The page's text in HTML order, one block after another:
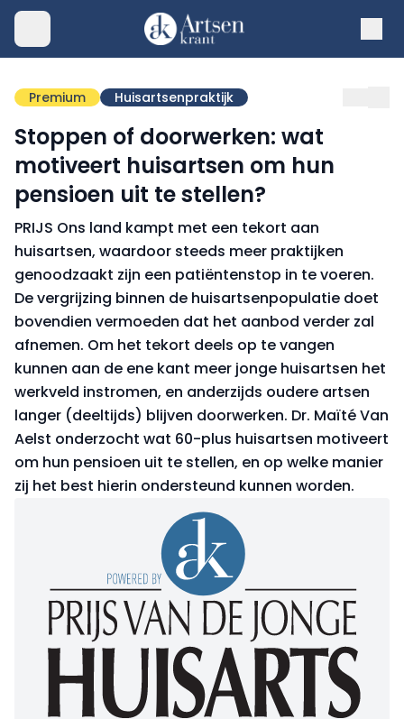
Premium Huisartsenpraktijk
Stoppen of doorwerken: wat
motiveert huisartsen om hun
pensioen uit te stellen?
PRIJS Ons land kampt met een tekort aan
huisartsen, waardoor steeds meer praktijken
genoodzaakt zijn een patiëntenstop in te voeren.
De vergrijzing binnen de huisartsenpopulatie doet
bovendien vermoeden dat het aanbod verder zal
afnemen. Om het tekort deels op te vangen
kunnen aan de ene kant meer jonge huisartsen het
werkveld instromen, en anderzijds oudere artsen
langer (deeltijds) blijven doorwerken. Dr. Maïté Van
Aelst onderzocht wat 60-plus huisartsen motiveert
om hun pensioen uit te stellen, en op welke manier
zij het best hierin ondersteund kunnen worden.